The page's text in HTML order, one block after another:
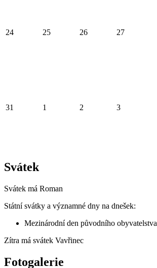
24 25 26 27
31 1 2 3
Svátek
Svátek má Roman
Státní svátky a významné dny na dnešek:
Mezinárodní den původního obyvatelstva
Zítra má svátek Vavřinec
Fotogalerie